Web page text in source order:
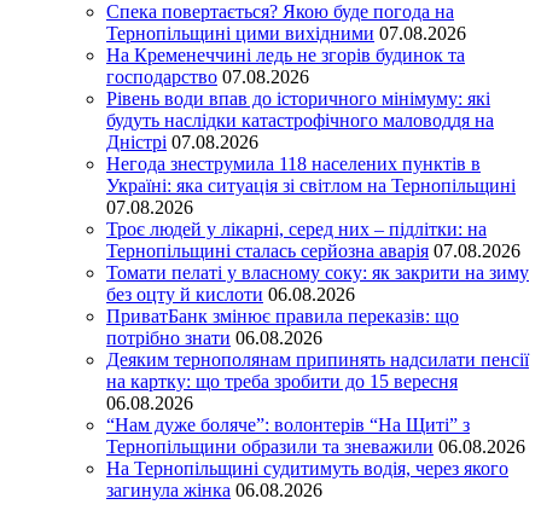
Спека повертається? Якою буде погода на
Тернопільщині цими вихідними 07.08.2026
На Кременеччині ледь не згорів будинок та
господарство 07.08.2026
Рівень води впав до історичного мінімуму: які
будуть наслідки катастрофічного маловоддя на
Дністрі 07.08.2026
Негода знеструмила 118 населених пунктів в
Україні: яка ситуація зі світлом на Тернопільщині
07.08.2026
Троє людей у лікарні, серед них – підлітки: на
Тернопільщині сталась серйозна аварія 07.08.2026
Томати пелаті у власному соку: як закрити на зиму
без оцту й кислоти 06.08.2026
ПриватБанк змінює правила переказів: що
потрібно знати 06.08.2026
Деяким тернополянам припинять надсилати пенсії
на картку: що треба зробити до 15 вересня
06.08.2026
“Нам дуже боляче”: волонтерів “На Щиті” з
Тернопільщини образили та зневажили 06.08.2026
На Тернопільщині судитимуть водія, через якого
загинула жінка 06.08.2026